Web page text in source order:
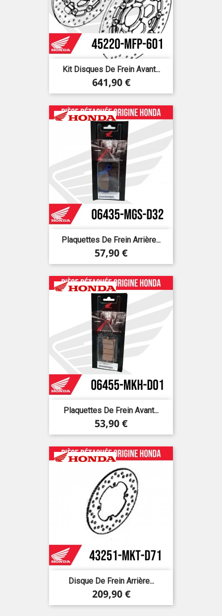
Kit Disques De Frein Avant...
Prix
641,90 €
Plaquettes De Frein Arrière...
Prix
57,90 €
Plaquettes De Frein Avant...
Prix
53,90 €
Disque De Frein Arrière...
Prix
209,90 €